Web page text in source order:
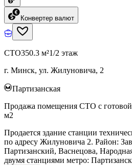
Конвертер валют
СТО350.3 м²1/2 этаж
г. Минск, ул. Жилуновича, 2
Партизанская
Продажа помещения СТО с готовой
м2
Продается здание станции
по адресу Жилуновича 2. Район:
Партизанский, Васнецова,
двумя станциями метро: